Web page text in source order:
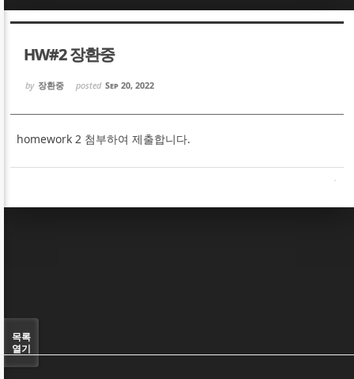
HW#2 장환중
by 장환중 posted Sep 20, 2022
homework 2 첨부하여 제출합니다.
목록
열기
Sketchbook5, 스케치북5
Sketchbook5, 스케치북5
Sketchbook5, 스케치북5
Sketchbook5, 스케치북5